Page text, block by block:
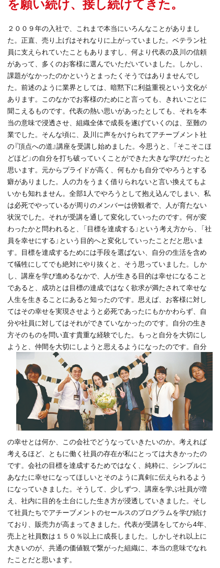
２００９年の入社で、これまで本当にいろんなことがありまし
た。正直、売り上げはそれなりに上がっていました。ベテラン社
員に支えられていたこともありますし、何より代表の及川の信頼
があって、多くのお客様に選んでいただいていました。しかし、
課題がなかったのかというとまったくそうではありませんでし
た。前述のように業界としては、暗黙下に利益重視という文化が
あります。このなかでお客様のためにと言っても、きれいごとに
聞こえるものです。代表の熱い思いがあったとしても、それを本
当の意味で浸透させ、組織全体で成長を遂げていくのは、至難の
業でした。そんな頃に、及川に声をかけられてアチーブメント社
の『頂点への道』講座を受講し始めました。今思うと、「そこそこほ
どほど」の自分を打ち破っていくことができた大きな学びだったと
思います。元からプライドが高く、何もかも自分でやろうとする
癖がありました。人の力をうまく借りられないと言い換えてもよ
いかも知れません。全部1人でやろうとして抱え込んでしまい、私
は必死でやっているが周りのメンバーは傍観者で、人が育たない
状況でした。それが受講を通して変化していったのです。何が変
わったかと問われると、「目標を達成する」という考え方から、「社
員を幸せにする」という目的へと変化していったことだと思いま
す。目標を達成するためには手段を選ばない、自分の生活を含め
て犠牲にしてでも絶対にやり抜くと、そう思っていました。しか
し、講座を学び進めるなかで、人が生きる目的は幸せになること
であると、成功とは目標の達成ではなく欲求が満たされて幸せな
人生を生きることにあると知ったのです。思えば、お客様に対し
てはその幸せを実現させようと必死であったにもかかわらず、自
分や社員に対してはそれができていなかったのです。自分の生き
方そのものを問い直す貴重な経験でした。もっと自分を大切にし
ようと、仲間を大切にしようと思えるようになったのです。 自分
の幸せとは何か、この会社でどうなっていきたいのか。考えれば
考えるほど、ともに働く社員の存在が私にとっては大きかったの
です。会社の目標を達成するためではなく、純粋に、シンプルに
あなたに幸せになってほしいとそのように真剣に伝えられるよう
になっていきました。そうして、少しずつ、講座を学ぶ社員が増
え、社内に目的を土台にした生き方が浸透していきました。そし
て社員たちでアチーブメントのセールスのプログラムを学び続け
ており、販売力が高まってきました。代表が受講をしてから4年、
売上と社員数は１５０％以上に成長しました。しかしそれ以上に
大きいのが、共通の価値観で繋がった組織に、本当の意味でなれ
たことだと思います。